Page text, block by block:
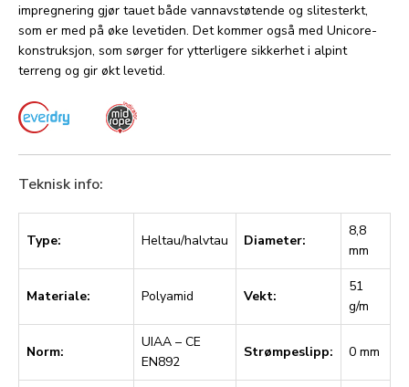
impregnering gjør tauet både vannavstøtende og slitesterkt,
som er med på øke levetiden. Det kommer også med Unicore-
konstruksjon, som sørger for ytterligere sikkerhet i alpint
terreng og gir økt levetid.
Teknisk info:
Type: Heltau/halvtau Diameter:
8,8
mm
Materiale: Polyamid Vekt:
51
g/m
Norm:
UIAA – CE
EN892
Strømpeslipp: 0 mm